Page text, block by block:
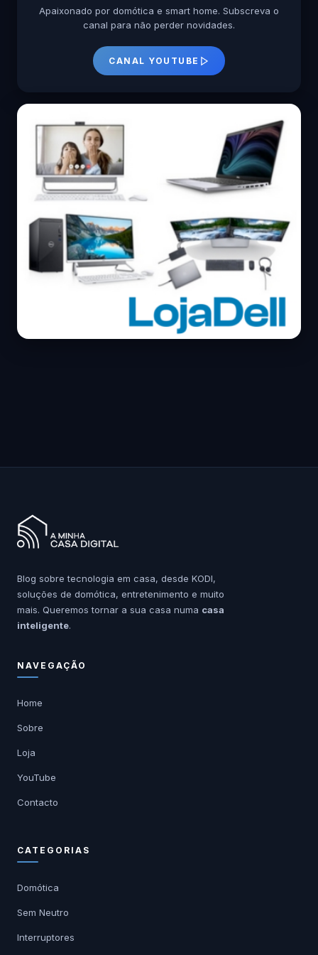
Apaixonado por domótica e smart home. Subscreva o
canal para não perder novidades.
CANAL YOUTUBE
Blog sobre tecnologia em casa, desde KODI,
soluções de domótica, entretenimento e muito
mais. Queremos tornar a sua casa numa casa
inteligente.
NAVEGAÇÃO
Home
Sobre
Loja
YouTube
Contacto
CATEGORIAS
Domótica
Sem Neutro
Interruptores